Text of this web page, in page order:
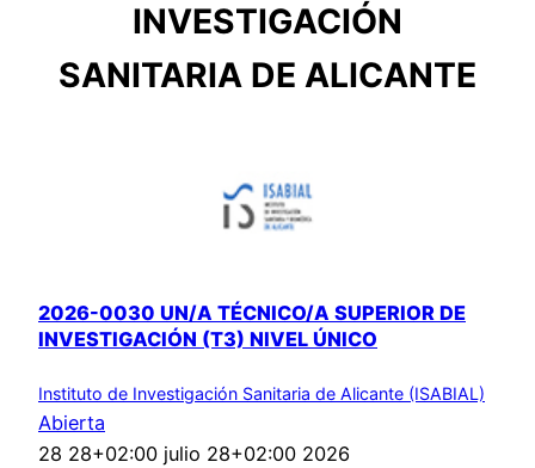
INVESTIGACIÓN
SANITARIA DE ALICANTE
2026-0030 UN/A TÉCNICO/A SUPERIOR DE
INVESTIGACIÓN (T3) NIVEL ÚNICO
Instituto de Investigación Sanitaria de Alicante (ISABIAL)
Abierta
28 28+02:00 julio 28+02:00 2026